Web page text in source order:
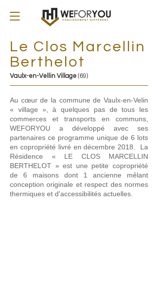
WEFORYOU
FONCIEREMENT DIFFERENT
Le Clos Marcellin
Berthelot
Vaulx-en-Vellin Village (69)
Au cœur de la commune de Vaulx-en-Velin
« village », à quelques pas de tous les
commerces et transports en communs,
WEFORYOU a développé avec ses
partenaires ce programme unique de 6 lots
en copropriété livré en décembre 2018. La
Résidence « LE CLOS MARCELLIN
BERTHELOT » est une petite copropriété
de 6 maisons dont 1 ancienne mêlant
conception originale et respect des normes
thermiques et d'accessibilités actuelles.